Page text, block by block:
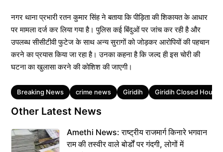
नगर थाना प्रभारी रतन कुमार सिंह ने बताया कि पीड़िता की शिकायत के आधार
पर मामला दर्ज कर लिया गया है। पुलिस कई बिंदुओं पर जांच कर रही है और
उपलब्ध सीसीटीवी फुटेज के साथ अन्य सुरागों को जोड़कर आरोपियों की पहचान
करने का प्रयास किया जा रहा है। उनका कहना है कि जल्द ही इस चोरी की
घटना का खुलासा करने की कोशिश की जाएगी।
Tags
Breaking News crime news Giridih Giridih Closed House
Other Latest News
Amethi News: राष्ट्रीय राजमार्ग किनारे भगवान
राम की तस्वीर वाले बोर्डों पर गंदगी, लोगों में